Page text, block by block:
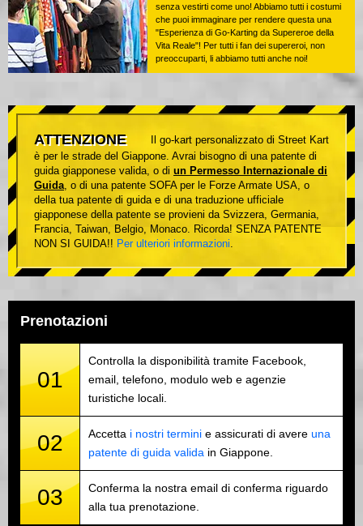
senza vestirti come uno! Abbiamo tutti i costumi
che puoi immaginare per rendere questa una
"Esperienza di Go-Karting da Supereroe della
Vita Reale"! Per tutti i fan dei supereroi, non
preoccuparti, li abbiamo tutti anche noi!
ATTENZIONE
Il go-kart personalizzato di Street Kart
è per le strade del Giappone. Avrai bisogno di una patente di
guida giapponese valida, o di un Permesso Internazionale di
Guida, o di una patente SOFA per le Forze Armate USA, o
della tua patente di guida e di una traduzione ufficiale
giapponese della patente se provieni da Svizzera, Germania,
Francia, Taiwan, Belgio, Monaco. Ricorda! SENZA PATENTE
NON SI GUIDA!! Per ulteriori informazioni.
Prenotazioni
01
Controlla la disponibilità tramite Facebook,
email, telefono, modulo web e agenzie
turistiche locali.
02 Accetta i nostri termini e assicurati di avere una
patente di guida valida in Giappone.
03
Conferma la nostra email di conferma riguardo
alla tua prenotazione.